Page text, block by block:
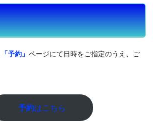
「予約」 ページにて日時をご指定のうえ、ご
予約はこちら